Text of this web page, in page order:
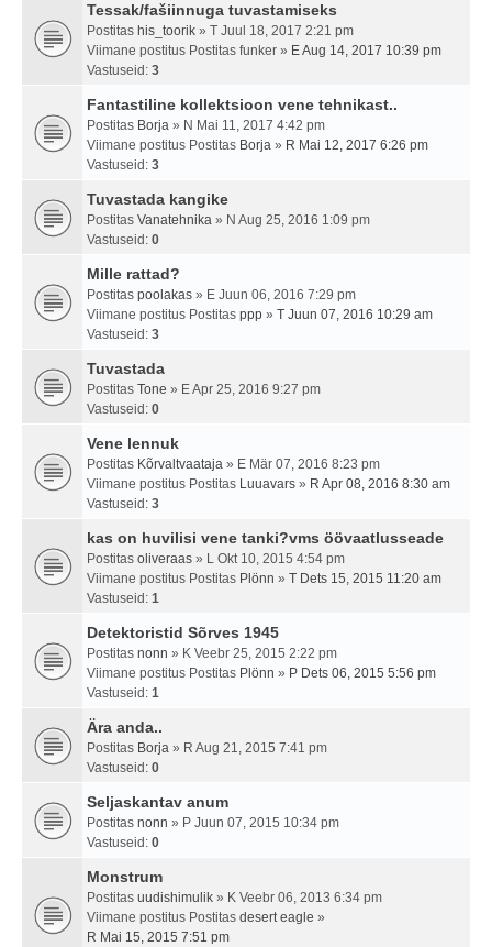
Tessak/fašiinnuga tuvastamiseks
Postitas his_toorik » T Juul 18, 2017 2:21 pm
Viimane postitus Postitas funker » E Aug 14, 2017 10:39 pm
Vastuseid: 3
Fantastiline kollektsioon vene tehnikast..
Postitas Borja » N Mai 11, 2017 4:42 pm
Viimane postitus Postitas Borja » R Mai 12, 2017 6:26 pm
Vastuseid: 3
Tuvastada kangike
Postitas Vanatehnika » N Aug 25, 2016 1:09 pm
Vastuseid: 0
Mille rattad?
Postitas poolakas » E Juun 06, 2016 7:29 pm
Viimane postitus Postitas ppp » T Juun 07, 2016 10:29 am
Vastuseid: 3
Tuvastada
Postitas Tone » E Apr 25, 2016 9:27 pm
Vastuseid: 0
Vene lennuk
Postitas Kõrvaltvaataja » E Mär 07, 2016 8:23 pm
Viimane postitus Postitas Luuavars » R Apr 08, 2016 8:30 am
Vastuseid: 3
kas on huvilisi vene tanki?vms öövaatlusseade
Postitas oliveraas » L Okt 10, 2015 4:54 pm
Viimane postitus Postitas Plönn » T Dets 15, 2015 11:20 am
Vastuseid: 1
Detektoristid Sõrves 1945
Postitas nonn » K Veebr 25, 2015 2:22 pm
Viimane postitus Postitas Plönn » P Dets 06, 2015 5:56 pm
Vastuseid: 1
Ära anda..
Postitas Borja » R Aug 21, 2015 7:41 pm
Vastuseid: 0
Seljaskantav anum
Postitas nonn » P Juun 07, 2015 10:34 pm
Vastuseid: 0
Monstrum
Postitas uudishimulik » K Veebr 06, 2013 6:34 pm
Viimane postitus Postitas desert eagle »
R Mai 15, 2015 7:51 pm